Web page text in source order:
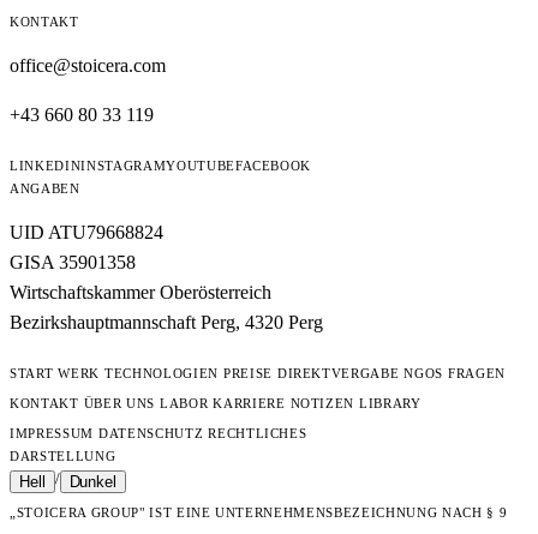
KONTAKT
office@stoicera.com
+43 660 80 33 119
LINKEDININSTAGRAMYOUTUBEFACEBOOK
ANGABEN
UID ATU79668824
GISA 35901358
Wirtschaftskammer Oberösterreich
Bezirkshauptmannschaft Perg, 4320 Perg
START WERK TECHNOLOGIEN PREISE DIREKTVERGABE NGOS FRAGEN
KONTAKT ÜBER UNS LABOR KARRIERE NOTIZEN LIBRARY
IMPRESSUM DATENSCHUTZ RECHTLICHES
DARSTELLUNG
Hell / Dunkel
„STOICERA GROUP" IST EINE UNTERNEHMENSBEZEICHNUNG NACH § 9